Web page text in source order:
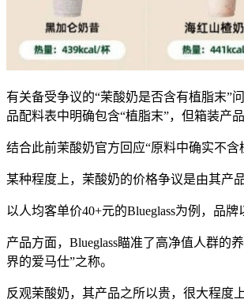
有关备受争议的“茉酸奶是否含有植脂末”
品配料表中明确包含“植脂末”，但箱装产
结合此前茉酸奶官方回应“原料中确实不含
某种程度上，茉酸奶的价格争议是由其产
以人均客单价40+元的Blueglass为例，品
产品方面，Blueglass瞄准了高净值人群的
界的爱马仕”之称。
反观茉酸奶，其产品之所以贵，很大程度